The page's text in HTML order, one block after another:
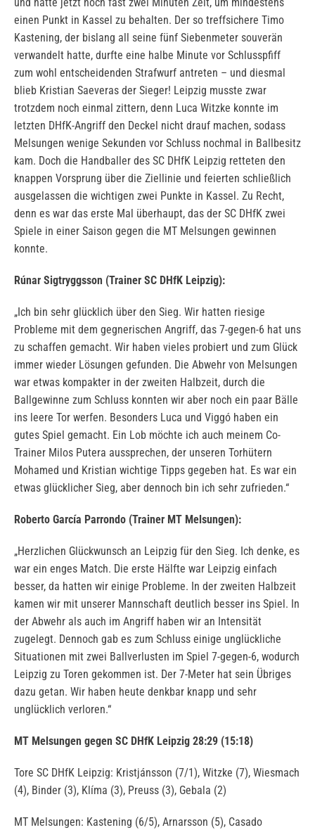
und hatte jetzt noch fast zwei Minuten Zeit, um mindestens
einen Punkt in Kassel zu behalten. Der so treffsichere Timo
Kastening, der bislang all seine fünf Siebenmeter souverän
verwandelt hatte, durfte eine halbe Minute vor Schlusspfiff
zum wohl entscheidenden Strafwurf antreten – und diesmal
blieb Kristian Saeveras der Sieger! Leipzig musste zwar
trotzdem noch einmal zittern, denn Luca Witzke konnte im
letzten DHfK-Angriff den Deckel nicht drauf machen, sodass
Melsungen wenige Sekunden vor Schluss nochmal in Ballbesitz
kam. Doch die Handballer des SC DHfK Leipzig retteten den
knappen Vorsprung über die Ziellinie und feierten schließlich
ausgelassen die wichtigen zwei Punkte in Kassel. Zu Recht,
denn es war das erste Mal überhaupt, das der SC DHfK zwei
Spiele in einer Saison gegen die MT Melsungen gewinnen
konnte.
Rúnar Sigtryggsson (Trainer SC DHfK Leipzig):
„Ich bin sehr glücklich über den Sieg. Wir hatten riesige
Probleme mit dem gegnerischen Angriff, das 7-gegen-6 hat uns
zu schaffen gemacht. Wir haben vieles probiert und zum Glück
immer wieder Lösungen gefunden. Die Abwehr von Melsungen
war etwas kompakter in der zweiten Halbzeit, durch die
Ballgewinne zum Schluss konnten wir aber noch ein paar Bälle
ins leere Tor werfen. Besonders Luca und Viggó haben ein
gutes Spiel gemacht. Ein Lob möchte ich auch meinem Co-
Trainer Milos Putera aussprechen, der unseren Torhütern
Mohamed und Kristian wichtige Tipps gegeben hat. Es war ein
etwas glücklicher Sieg, aber dennoch bin ich sehr zufrieden.“
Roberto García Parrondo (Trainer MT Melsungen):
„Herzlichen Glückwunsch an Leipzig für den Sieg. Ich denke, es
war ein enges Match. Die erste Hälfte war Leipzig einfach
besser, da hatten wir einige Probleme. In der zweiten Halbzeit
kamen wir mit unserer Mannschaft deutlich besser ins Spiel. In
der Abwehr als auch im Angriff haben wir an Intensität
zugelegt. Dennoch gab es zum Schluss einige unglückliche
Situationen mit zwei Ballverlusten im Spiel 7-gegen-6, wodurch
Leipzig zu Toren gekommen ist. Der 7-Meter hat sein Übriges
dazu getan. Wir haben heute denkbar knapp und sehr
unglücklich verloren.“
MT Melsungen gegen SC DHfK Leipzig 28:29 (15:18)
Tore SC DHfK Leipzig: Kristjánsson (7/1), Witzke (7), Wiesmach
(4), Binder (3), Klíma (3), Preuss (3), Gebala (2)
MT Melsungen: Kastening (6/5), Arnarsson (5), Casado